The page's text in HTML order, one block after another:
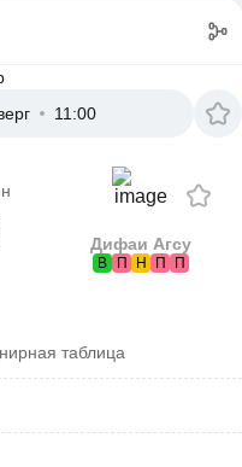
11:00
Дифаи Агсу
В П Н П П
таблица